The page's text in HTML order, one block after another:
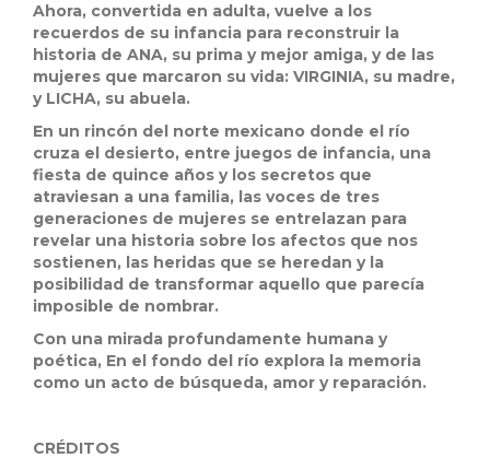
Ahora, convertida en adulta, vuelve a los
recuerdos de su infancia para reconstruir la
historia de ANA, su prima y mejor amiga, y de las
mujeres que marcaron su vida: VIRGINIA, su madre,
y LICHA, su abuela.
En un rincón del norte mexicano donde el río
cruza el desierto, entre juegos de infancia, una
fiesta de quince años y los secretos que
atraviesan a una familia, las voces de tres
generaciones de mujeres se entrelazan para
revelar una historia sobre los afectos que nos
sostienen, las heridas que se heredan y la
posibilidad de transformar aquello que parecía
imposible de nombrar.
Con una mirada profundamente humana y
poética, En el fondo del río explora la memoria
como un acto de búsqueda, amor y reparación.
CRÉDITOS